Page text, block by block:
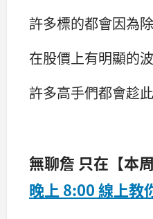
許多標的都會因為
在股價上有明顯的
許多高手們都會趁
無聊詹 只在【本
晚上 8:00 線上教